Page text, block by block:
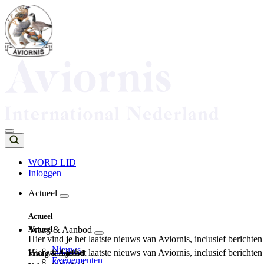
Overslaan
en
naar
de
inhoud
Top
navigation
WORD LID
Inloggen
navigation
Actueel
Actueel
Hier vind je het laatste nieuws van Aviornis, inclusief
Nieuws
Evenementen
Actueel
Hier vind je het laatste nieuws van Aviornis, inclusief
Vraag & Aanbod
Vraag & Aanbod